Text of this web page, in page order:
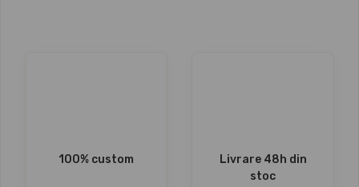
100% custom
Livrare 48h din
stoc